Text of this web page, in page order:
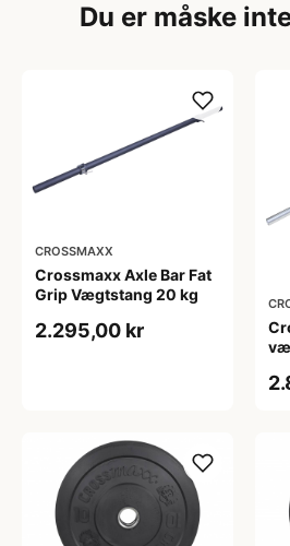
Du er måske
CROSSMAXX
Crossmaxx Axle Bar Fat
Grip Vægtstang 20 kg
2.295,00 kr